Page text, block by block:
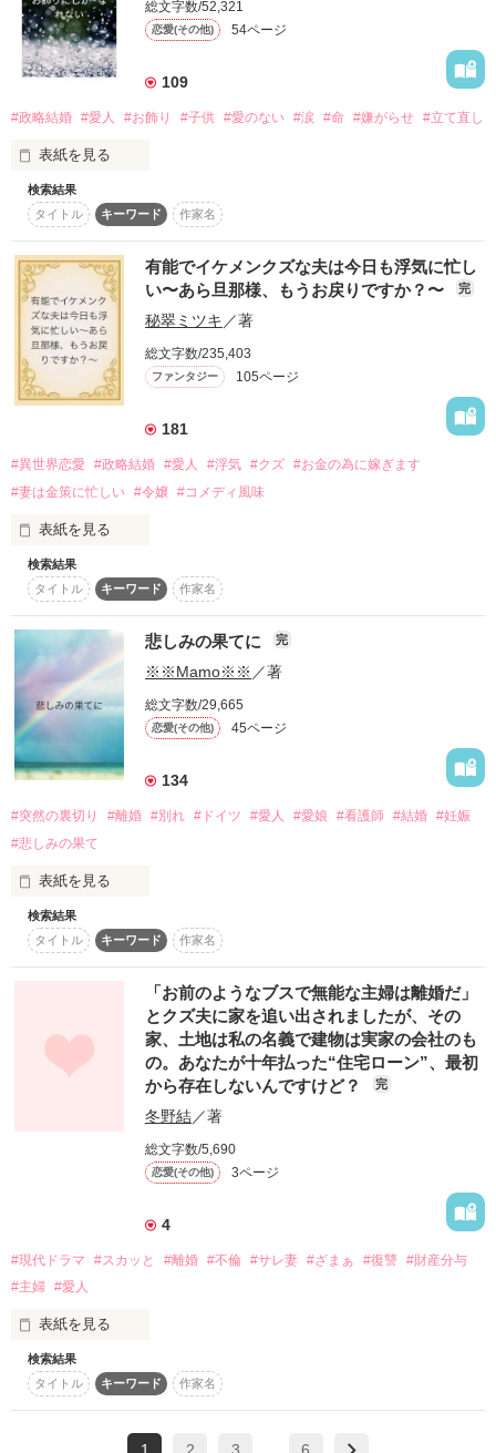
総文字数/52,321
恋愛(その他) 54ページ
109
#政略結婚 #愛人 #お飾り #子供 #愛のない #涙 #命 #嫌がらせ #立て直し
表紙を見る
「63作品目」
完結致しました。
中途半端に非公開にしてしまい
申し訳ありません。
あの時は、そこまで考える余裕が
ありませんでした。
こんな私の本でも良いと
思って頂ける方に読んで頂けたら
つまらない、面白くないと
思われる方は、直ぐに退出されて
☘️☘️「お飾りにしか···なれない」
に、レビュー頂きました。
バリアンママ様
ゆうだいばあば様
もも太様
本当にありがとうございます。
凄く励みになりました。
これからも精進致します。
※※Mamo※※で、ございました。
*****　これより　*****
紗雪は······
自分を大事に大切に育ててくれた
父が営む立花デパートの為⋅⋅⋅⋅⋅
そこで働く従業員と
その家族の為⋅⋅⋅⋅⋅⋅
政略結婚を受ける
だが⋅⋅⋅⋅⋅それは⋅⋅⋅⋅⋅
政略結婚と言うには⋅⋅⋅⋅あまりにも
⋅⋅⋅⋅⋅ほど遠い⋅⋅⋅⋅⋅
ただ⋅⋅⋅⋅⋅持ち歩く⋅⋅⋅⋅⋅⋅⋅⋅お飾り⋅⋅⋅⋅⋅⋅⋅
検索結果
タイトル
キーワード 作家名
有能でイケメンクズな夫は今日も浮気に忙し
い〜あら旦那様、もうお戻りですか？〜
完
秘翠ミツキ ／著
総文字数/235,403
ファンタジー 105ページ
181
#異世界恋愛 #政略結婚 #愛人 #浮気 #クズ #お金の為に嫁ぎます
#妻は金策に忙しい #令嬢 #コメディ風味
表紙を見る
※注意。夫はクズです、ご了承下さい。
「まさか、身体の関係がある訳じゃないだろうな」
義弟との不貞を疑う初夜をすっぽかした夫。
「不貞をするなど、妻としての自覚はないのか？」
愛人が数十人もいる人間の台詞とは到底思えない。
自分は浮気をするけれど、妻には絶対に許さないという事だ
◆◆◆
ど田舎貴族の伯爵令嬢エレノラ。お人好しの父のせいで伯爵家
はいつも火の車だった。そしてある日ついに借金まで背負うハ
メに……。
そんな時、知り合いから公爵家の縁談話が舞い込んできた。し
かも結婚すれば借金の倍額を支払ってくれるという。
更に相手の令息は家柄良し、頭脳明晰、眉目秀麗、その他馬術
に剣術など完璧な青年だ。
ただ、無類の女好きで常時数十人もの女性と身体の関係のある
クズだった。
だが背に腹は変えられないと、エレノラは公爵家へと嫁ぐ事を
しかし対面した彼から「こんな芋っぽい娘だとはがっがりだ」
「私の妻には相応しくない。よって、妻とは認めない」と一蹴
無類の女好きなのに、どうやらエレノラには興味がないみたい
検索結果
タイトル
キーワード 作家名
悲しみの果てに 完
※※Mamo※※ ／著
総文字数/29,665
恋愛(その他) 45ページ
134
#突然の裏切り #離婚 #別れ #ドイツ #愛人 #愛娘 #看護師 #結婚 #妊娠
#悲しみの果て
表紙を見る
「15作品目」
完結　致しました。
こんな私の作品でも良いと
思って頂ける方に
読んで頂けたら幸いです。
合わない思われましたら
直ぐに退出して下さい。
※※Mamo※※で、ございました。
*****　これより　*****
母を亡くし
耐えきれず、日本から去った。
その時に、私を支えてくれたのは
検索結果
タイトル
キーワード 作家名
「お前のようなブスで無能な主婦は離婚だ」
とクズ夫に家を追い出されましたが、その
家、土地は私の名義で建物は実家の会社のも
の。あなたが十年払った“住宅ローン”、最初
から存在しないんですけど？
完
冬野結／著
総文字数/5,690
恋愛(その他) 3ページ
4
#現代ドラマ #スカッと #離婚 #不倫 #サレ妻 #ざまぁ #復讐 #財産分与
#主婦 #愛人
表紙を見る
専業主婦の遥は、ある日突然すべてを奪われました。
夫は家に若い愛人を連れ込み、遥の目の前で言い放ちます。
「お前みたいなブスで無能な主婦は離婚だ。出ていけ」と。
検索結果
タイトル
キーワード 作家名